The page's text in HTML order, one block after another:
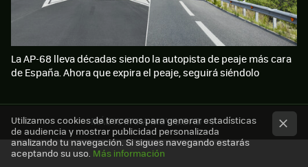
MÁS XATAKA MOVILIDAD
La AP-68 lleva décadas siendo la autopista de peaje más cara
de España. Ahora que expira el peaje, seguirá siéndolo
Utilizamos cookies de terceros para generar estadísticas
de audiencia y mostrar publicidad personalizada
analizando tu navegación. Si sigues navegando estarás
aceptando su uso. Más información